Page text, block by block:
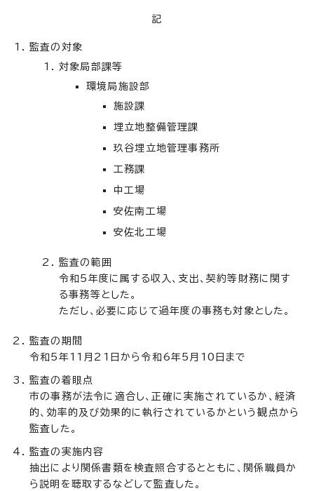
記
監査の対象
対象局部課等
環境局施設部
施設課
埋立地整備管理課
玖谷埋立地管理事務所
工務課
中工場
安佐南工場
安佐北工場
監査の範囲
令和5年度に属する収入、支出、契約等財務に関す
る事務等とした。
ただし、必要に応じて過年度の事務も対象とした。
監査の期間
令和5年11月21日から令和6年5月10日まで
監査の着眼点
市の事務が法令に適合し、正確に実施されているか、経済
的、効率的及び効果的に執行されているかという観点から
監査した。
監査の実施内容
抽出により関係書類を検査照合するとともに、関係職員か
ら説明を聴取するなどして監査した。